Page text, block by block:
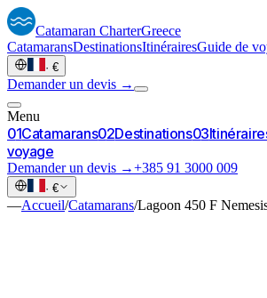
Catamaran CharterGreece
CatamaransDestinationsItinérairesGuide de
· €
Demander un devis →
Menu
01Catamarans02Destinations03
voyage
Demander un devis →+385 91 3000 009
· €
—Accueil/Catamarans/Lagoon 450 F